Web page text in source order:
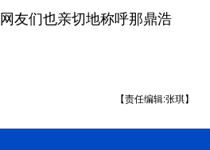
黑龙江
友们也亲切地称呼那鼎浩
【责任编辑:张琪】